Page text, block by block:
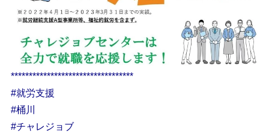
**********************************
#就労支援
#桶川
#チャレジョブ